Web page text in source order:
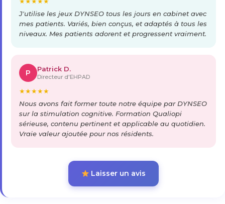
J'utilise les jeux DYNSEO tous les jours en cabinet avec
mes patients. Variés, bien conçus, et adaptés à tous les
niveaux. Mes patients adorent et progressent vraiment.
P Patrick D.
Directeur d'EHPAD
★★★★★
Nous avons fait former toute notre équipe par DYNSEO
sur la stimulation cognitive. Formation Qualiopi
sérieuse, contenu pertinent et applicable au quotidien.
Vraie valeur ajoutée pour nos résidents.
Laisser un avis